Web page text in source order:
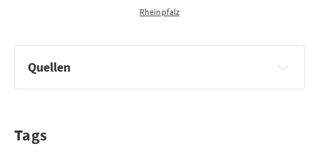
Rheinpfalz
Quellen
Wikipedia
Tags